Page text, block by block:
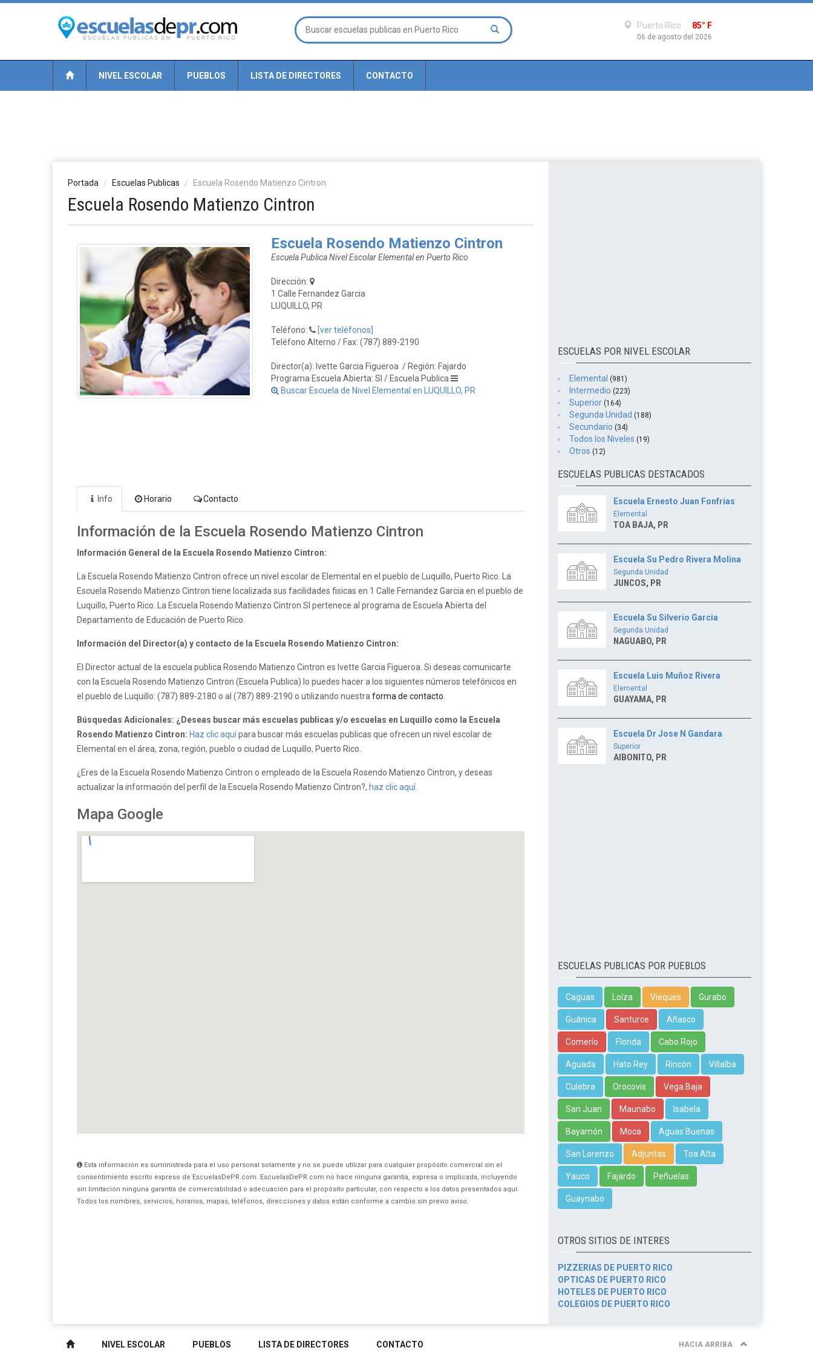
Puerto Rico 85° F
06 de agosto del 2026
NIVEL ESCOLAR PUEBLOS LISTA DE DIRECTORES CONTACTO
Portada Escuelas Publicas Escuela Rosendo Matienzo Cintron
Escuela Rosendo Matienzo Cintron
Escuela Rosendo Matienzo Cintron
Escuela Publica Nivel Escolar Elemental en Puerto Rico
Dirección:
1 Calle Fernandez Garcia
LUQUILLO, PR
Teléfono:
[ver teléfonos]
Teléfono Alterno / Fax: (787) 889-2190
Director(a): Ivette Garcia Figueroa / Región: Fajardo
Programa Escuela Abierta: SI / Escuela Publica
Buscar Escuela de Nivel Elemental en LUQUILLO, PR
Info Horario Contacto
Información de la Escuela Rosendo Matienzo Cintron
Información General de la Escuela Rosendo Matienzo Cintron:
La Escuela Rosendo Matienzo Cintron ofrece un nivel escolar de Elemental en el pueblo de Luquillo, Puerto Rico. La
Escuela Rosendo Matienzo Cintron tiene localizada sus facilidades fisicas en 1 Calle Fernandez Garcia en el pueblo de
Luquillo, Puerto Rico. La Escuela Rosendo Matienzo Cintron SI pertenece al programa de Escuela Abierta del
Departamento de Educación de Puerto Rico.
Información del Director(a) y contacto de la Escuela Rosendo Matienzo Cintron:
El Director actual de la escuela publica Rosendo Matienzo Cintron es Ivette Garcia Figueroa. Si deseas comunicarte
con la Escuela Rosendo Matienzo Cintron (Escuela Publica) lo puedes hacer a los siguientes números telefónicos en
el pueblo de Luquillo: (787) 889-2180 o al (787) 889-2190 o utilizando nuestra forma de contacto
Búsquedas Adicionales: ¿Deseas buscar más escuelas publicas y/o escuelas en Luquillo como la Escuela
Rosendo Matienzo Cintron: Haz clic aquípara buscar más escuelas publicas que ofrecen un nivel escolar de
Elemental en el área, zona, región, pueblo o ciudad de Luquillo, Puerto Rico.
¿Eres de la Escuela Rosendo Matienzo Cintron o empleado de la Escuela Rosendo Matienzo Cintron, y deseas
actualizar la información del perfil de la Escuela Rosendo Matienzo Cintron?, haz clic aquí.
Mapa Google
Esta información es suministrada para el uso personal solamente y no se puede utilizar para cualquier propósito comercial sin el
consentimiento escrito expreso de EscuelasDePR.com. EscuelasDePR.com no hace ninguna garantía, expresa o implicada, incluyendo
sin limitación ninguna garantía de comerciabilidad o adecuación para el propósito particular, con respecto a los datos presentados aquí.
Todos los nombres, servicios, horarios, mapas, teléfonos, direcciones y datos están conforme a cambio sin previo aviso.
ESCUELAS POR NIVEL ESCOLAR
Elemental (981)
Intermedio (223)
Superior (164)
Segunda Unidad (188)
Secundario (34)
Todos los Niveles (19)
Otros (12)
ESCUELAS PUBLICAS DESTACADOS
Escuela Ernesto Juan Fonfrias
Elemental
TOA BAJA, PR
Escuela Su Pedro Rivera Molina
Segunda Unidad
JUNCOS, PR
Escuela Su Silverio Garcia
Segunda Unidad
NAGUABO, PR
Escuela Luis Muñoz Rivera
Elemental
GUAYAMA, PR
Escuela Dr Jose N Gandara
Superior
AIBONITO, PR
ESCUELAS PUBLICAS POR PUEBLOS
Caguas Loíza Vieques Gurabo
Guánica Santurce Añasco
Comerío Florida Cabo Rojo
Aguada Hato Rey Rincón Villalba
Culebra Orocovis Vega Baja
San Juan Maunabo Isabela
Bayamón Moca Aguas Buenas
San Lorenzo Adjuntas Toa Alta
Yauco Fajardo Peñuelas
Guaynabo
OTROS SITIOS DE INTERES
PIZZERIAS DE PUERTO RICO
OPTICAS DE PUERTO RICO
HOTELES DE PUERTO RICO
COLEGIOS DE PUERTO RICO
NIVEL ESCOLAR PUEBLOS LISTA DE DIRECTORES CONTACTO HACIA ARRIBA